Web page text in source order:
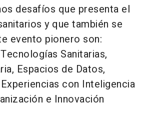
desafíos que presenta el
y que también se
evento pionero son:
Sanitarias,
Espacios de Datos,
con Inteligencia
e Innovación